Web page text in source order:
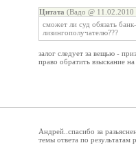
Цитата (Вадо @ 11.02.2010
сможет ли суд обязать
лизингополучателю???
залог следует за вещью -
право обратить взыскание
Андрей..спасибо за
темы ответа по результатам